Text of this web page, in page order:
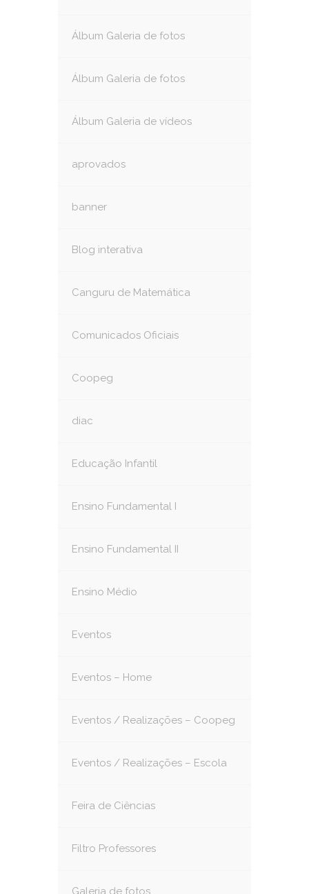
Álbum Galeria de fotos
Álbum Galeria de fotos
Álbum Galeria de vídeos
aprovados
banner
Blog interativa
Canguru de Matemática
Comunicados Oficiais
Coopeg
diac
Educação Infantil
Ensino Fundamental I
Ensino Fundamental II
Ensino Médio
Eventos
Eventos – Home
Eventos / Realizações – Coopeg
Eventos / Realizações – Escola
Feira de Ciências
Filtro Professores
Galeria de fotos